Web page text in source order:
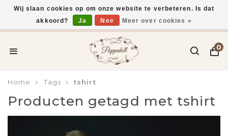
Voor 15:00 uur besteld, vandaag verzonden*
0
Home Tags tshirt
Producten getagd met tshirt
Wij slaan cookies op om onze website te verbeteren. Is dat
akkoord?
Ja Nee Meer over cookies »